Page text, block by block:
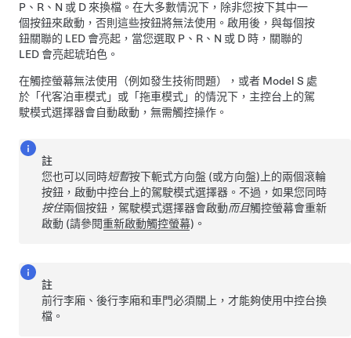
P、R、N 或 D 來換檔。在大多數情況下，除非您按下其中一
個按鈕來啟動，否則這些按鈕將無法使用。啟用後，與每個按
鈕關聯的 LED 會亮起，當您選取 P、R、N 或 D 時，關聯的
LED 會亮起琥珀色。
在觸控螢幕無法使用（例如發生技術問題），或者 Model S 處
於「代客泊車模式」或「拖車模式」的情況下，主控台上的駕
駛模式選擇器會自動啟動，無需觸控操作。
註
您也可以同時短暫按下軛式方向盤 (或方向盤) 上的兩個滾輪
按鈕，啟動中控台上的駕駛模式選擇器。不過，如果您同時
按住兩個按鈕，駕駛模式選擇器會啟動而且觸控螢幕會重新
啟動 (請參閱重新啟動觸控螢幕)。
註
前行李廂、後行李廂和車門必須關上，才能夠使用中控台換
檔。